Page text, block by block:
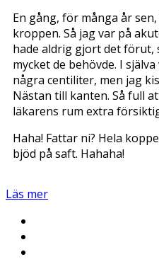
En gång, för många år
kroppen. Så jag var på
hade aldrig gjort det förut,
mycket de behövde. I
några centiliter, men jag
Nästan till kanten. Så full
läkarens rum extra
Haha! Fattar ni? Hela
bjöd på saft. Hahaha!
Läs mer